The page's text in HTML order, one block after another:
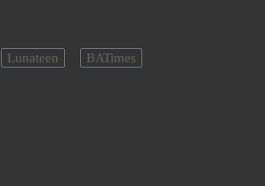
Lunateen BATimes